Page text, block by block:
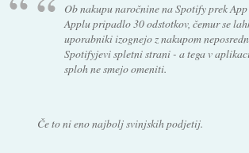
Ob nakupu naročnine na Spotify prek
Applu pripadlo 30 odstotkov, čemur se
uporabniki izognejo z nakupom
Spotifyjevi spletni strani - a tega v
sploh ne smejo omeniti.
Če to ni eno najbolj svinjskih podjetij.